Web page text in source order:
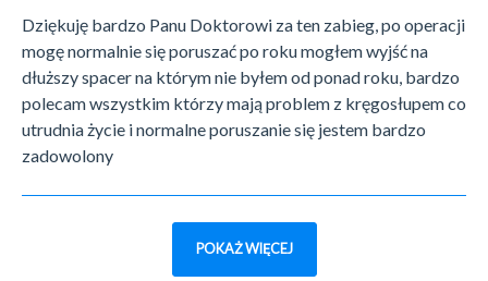
Dziękuję bardzo Panu Doktorowi za ten zabieg, po operacji
mogę normalnie się poruszać po roku mogłem wyjść na
dłuższy spacer na którym nie byłem od ponad roku, bardzo
polecam wszystkim którzy mają problem z kręgosłupem co
utrudnia życie i normalne poruszanie się jestem bardzo
zadowolony
POKAŻ WIĘCEJ